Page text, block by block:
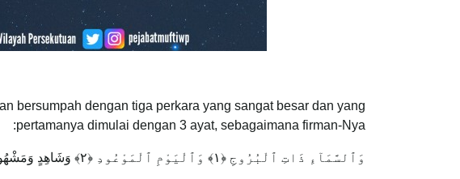
bersumpah dengan tiga perkara yang sangat besar dan yang
pertamanya dimulai dengan 3 ayat, sebagaimana firman-Nya:
وَٱلسَّمَآءِ ذَاتِ ٱلْبُرُوجِ ‎﴿١﴾‏ وَٱلْيَوْمِ ٱلْمَوْعُودِ ‎﴿٢﴾‏ وَشَاهِدٍ وَمَشْهُودٍ ‎﴿٣﴾